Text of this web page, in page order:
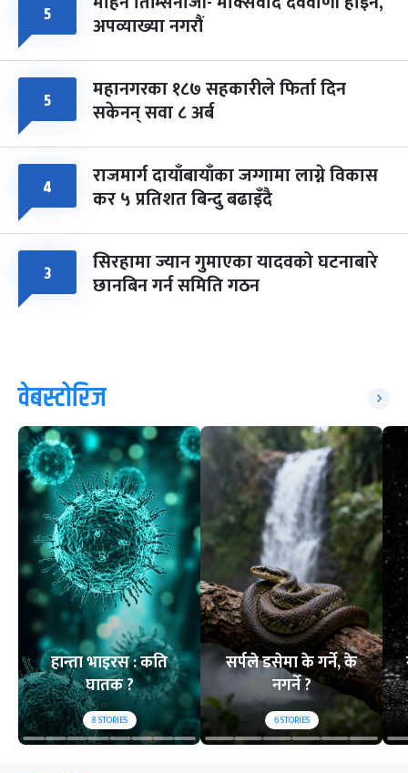
५ अपव्याख्या नगरौं
५ महानगरका १८७ सहकारीले फिर्ता दिन
सकेनन् सवा ८ अर्ब
४ राजमार्ग दायाँबायाँका जग्गामा लाग्ने विकास
कर ५ प्रतिशत बिन्दु बढाइँदै
३ सिरहामा ज्यान गुमाएका यादवको घटनाबारे
छानबिन गर्न समिति गठन
वेबस्टोरिज
हान्ता भाइरस : कति
घातक ?
8STORIES
सर्पले डसेमा के गर्ने, के
नगर्ने ?
6STORIES